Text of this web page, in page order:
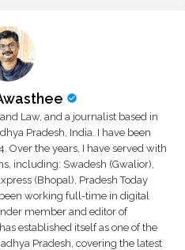
Law, and a journalist based in
Pradesh, India. I have been
Over the years, I have served with
including: Swadesh (Gwalior),
(Bhopal), Pradesh Today
working full-time in digital
member and editor of
established itself as one of the
Pradesh, covering the latest